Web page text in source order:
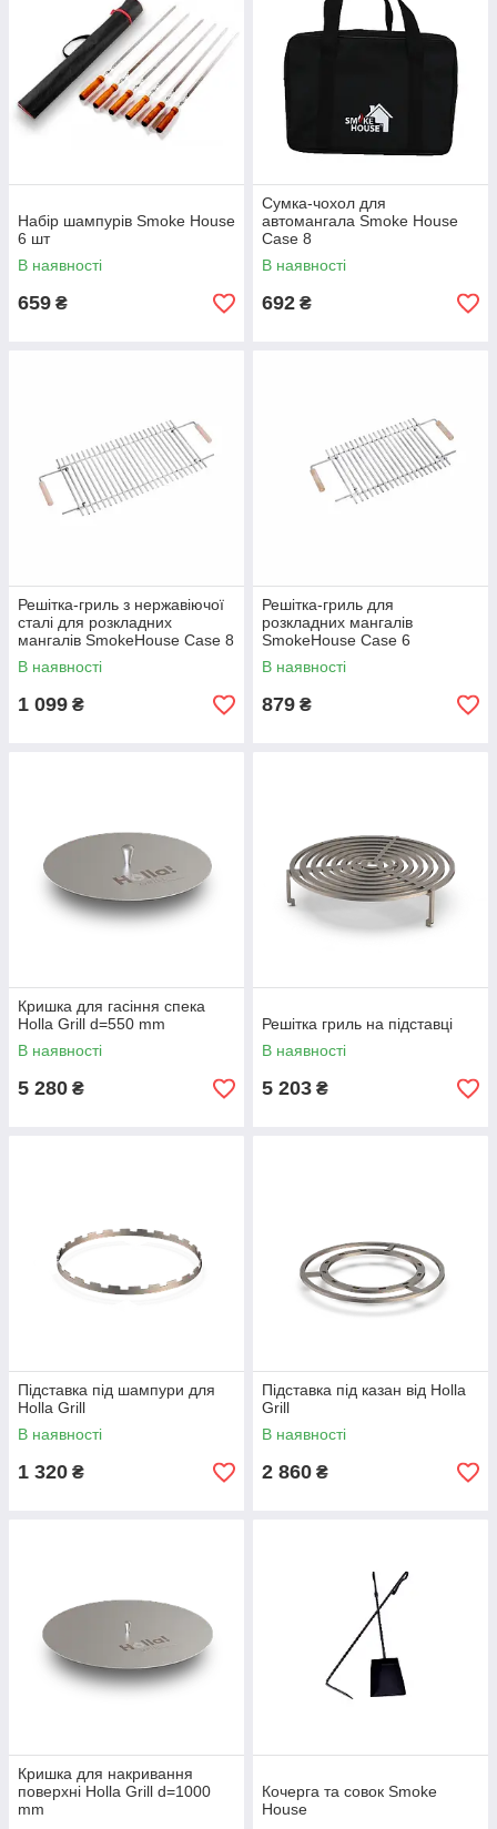
Набір шампурів Smoke House
6 шт
В наявності
659 ₴
Сумка-чохол для
автомангала Smoke House
Case 8
В наявності
692 ₴
Решітка-гриль з нержавіючої
сталі для розкладних
мангалів SmokeHouse Case 8
В наявності
1 099 ₴
Решітка-гриль для
розкладних мангалів
SmokeHouse Case 6
В наявності
879 ₴
Кришка для гасіння спека
Holla Grill d=550 mm
В наявності
5 280 ₴
Решітка гриль на підставці
В наявності
5 203 ₴
Підставка під шампури для
Holla Grill
В наявності
1 320 ₴
Підставка під казан від Holla
Grill
В наявності
2 860 ₴
Кришка для накривання
поверхні Holla Grill d=1000
mm
Кочерга та совок Smoke
House